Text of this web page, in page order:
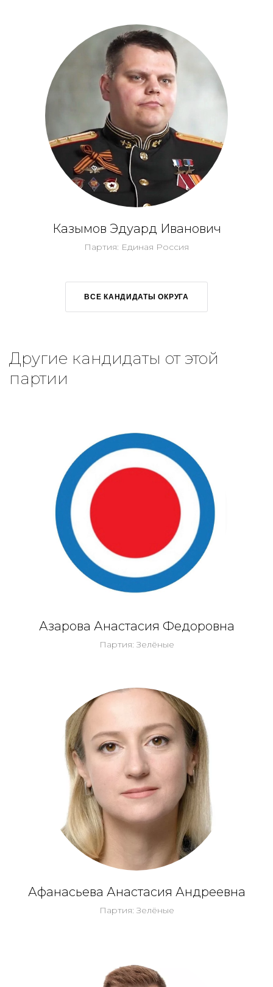
Казымов Эдуард Иванович
Партия: Единая Россия
ВСЕ КАНДИДАТЫ ОКРУГА
Другие кандидаты от этой
партии
Азарова Анастасия Федоровна
Партия: Зелёные
Афанасьева Анастасия Андреевна
Партия: Зелёные